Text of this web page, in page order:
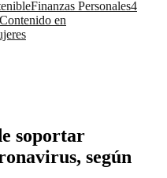
Finanzas Personales4
Contenido en
soportar
según